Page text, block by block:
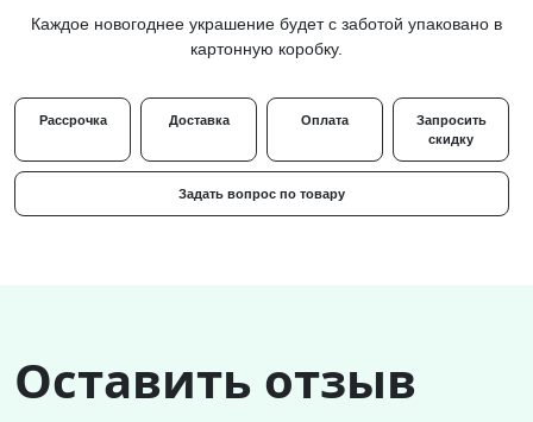
Каждое новогоднее украшение будет с заботой упаковано в
картонную коробку.
Рассрочка Доставка Оплата
Запросить
скидку
Задать вопрос по товару
Оставить отзыв